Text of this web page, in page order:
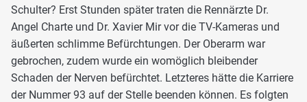
Schulter? Erst Stunden später traten die Rennärzte Dr.
Angel Charte und Dr. Xavier Mir vor die TV-Kameras und
äußerten schlimme Befürchtungen. Der Oberarm war
gebrochen, zudem wurde ein womöglich bleibender
Schaden der Nerven befürchtet. Letzteres hätte die Karriere
der Nummer 93 auf der Stelle beenden können. Es folgten